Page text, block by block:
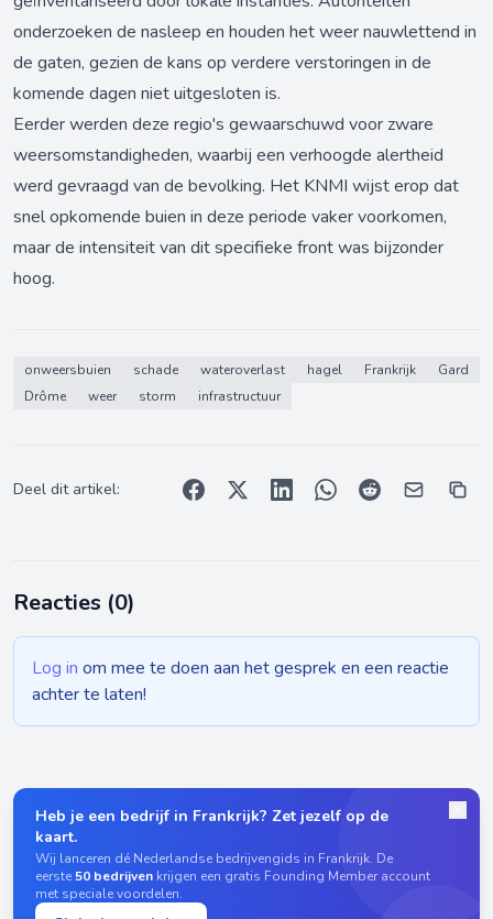
onderzoeken de nasleep en houden het weer nauwlettend in
de gaten, gezien de kans op verdere verstoringen in de
komende dagen niet uitgesloten is.
Eerder werden deze regio's gewaarschuwd voor zware
weersomstandigheden, waarbij een verhoogde alertheid
werd gevraagd van de bevolking. Het KNMI wijst erop dat
snel opkomende buien in deze periode vaker voorkomen,
maar de intensiteit van dit specifieke front was bijzonder
hoog.
onweersbuien schade wateroverlast hagel Frankrijk
Gard
Drôme
weer storm infrastructuur
Deel dit artikel:
Reacties (0)
Log in om mee te doen aan het gesprek en een reactie
achter te laten!
Heb je een bedrijf in Frankrijk? Zet jezelf op de
kaart.
Wij lanceren dé Nederlandse bedrijvengids in Frankrijk. De
eerste50 bedrijven krijgen een gratis Founding Member account
met speciale voordelen.